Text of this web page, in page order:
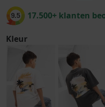
9.5 17.500+ klanten
Kleur